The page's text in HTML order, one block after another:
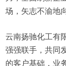
场，矢志不渝地
云南扬驰化工有
强强联手，共同
的客户基础，业